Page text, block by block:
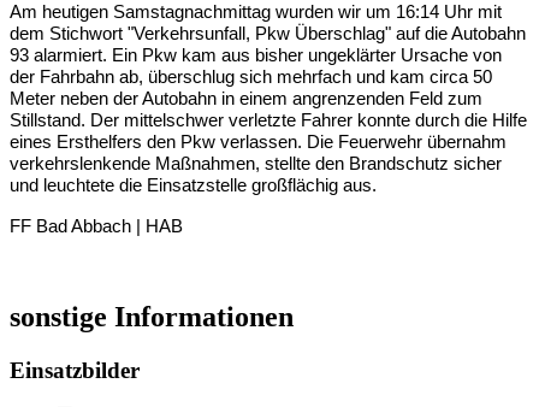
Am heutigen Samstagnachmittag wurden wir um 16:14 Uhr mit
dem Stichwort "Verkehrsunfall, Pkw Überschlag" auf die Autobahn
93 alarmiert. Ein Pkw kam aus bisher ungeklärter Ursache von
der Fahrbahn ab, überschlug sich mehrfach und kam circa 50
Meter neben der Autobahn in einem angrenzenden Feld zum
Stillstand. Der mittelschwer verletzte Fahrer konnte durch die Hilfe
eines Ersthelfers den Pkw verlassen. Die Feuerwehr übernahm
verkehrslenkende Maßnahmen, stellte den Brandschutz sicher
und leuchtete die Einsatzstelle großflächig aus.
FF Bad Abbach | HAB
sonstige Informationen
Einsatzbilder